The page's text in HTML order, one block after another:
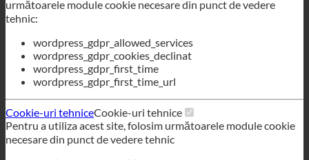
wordpress_gdpr_allowed_services
wordpress_gdpr_cookies_declinat
wordpress_gdpr_first_time_url
Cookie-uri tehniceCookie-uri tehnice
Pentru a utiliza acest site, folosim următoarele module cookie
necesare din punct de vedere tehnic
wordpress_test_cookie
wordpress_logged_in_